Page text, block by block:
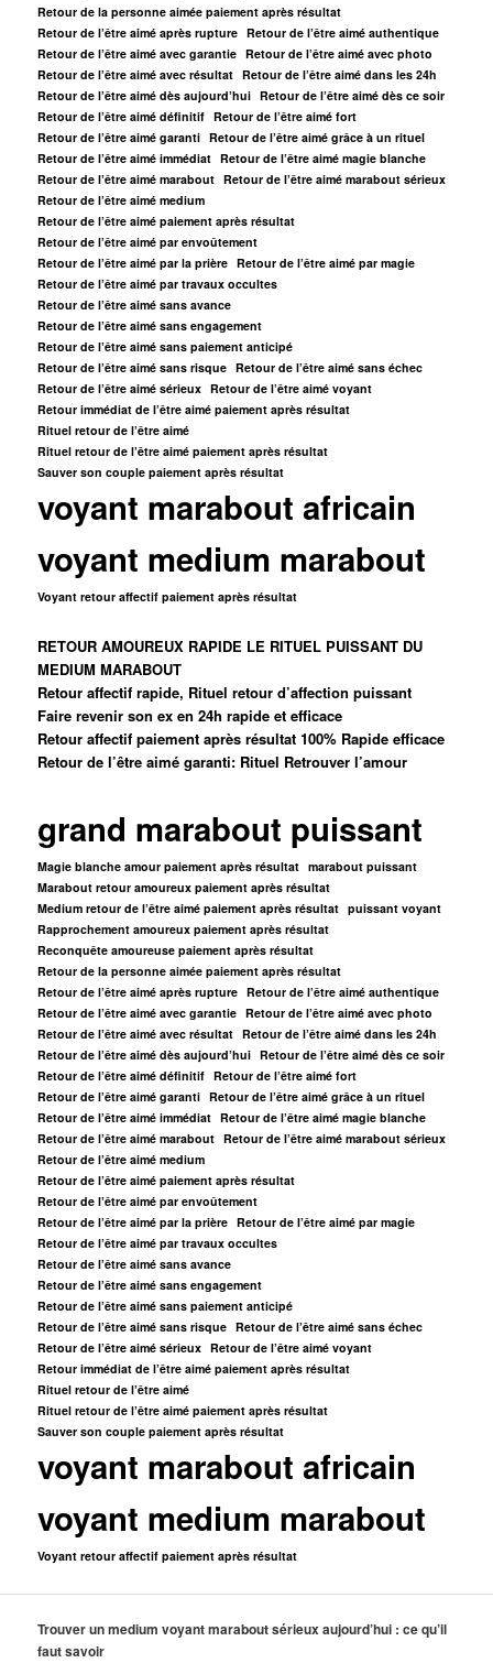
Retour de la personne aimée paiement après résultat
Retour de l’être aimé après rupture Retour de l’être aimé authentique
Retour de l’être aimé avec garantie Retour de l’être aimé avec photo
Retour de l’être aimé avec résultat Retour de l’être aimé dans les 24h
Retour de l’être aimé dès aujourd’hui Retour de l’être aimé dès ce soir
Retour de l’être aimé définitif Retour de l’être aimé fort
Retour de l’être aimé garanti Retour de l’être aimé grâce à un rituel
Retour de l’être aimé immédiat Retour de l’être aimé magie blanche
Retour de l’être aimé marabout Retour de l’être aimé marabout sérieux
Retour de l’être aimé medium
Retour de l’être aimé paiement après résultat
Retour de l’être aimé par envoûtement
Retour de l’être aimé par la prière Retour de l’être aimé par magie
Retour de l’être aimé par travaux occultes
Retour de l’être aimé sans avance
Retour de l’être aimé sans engagement
Retour de l’être aimé sans paiement anticipé
Retour de l’être aimé sans risque Retour de l’être aimé sans échec
Retour de l’être aimé sérieux Retour de l’être aimé voyant
Retour immédiat de l’être aimé paiement après résultat
Rituel retour de l’être aimé
Rituel retour de l’être aimé paiement après résultat
Sauver son couple paiement après résultat
voyant marabout africain
voyant medium marabout
Voyant retour affectif paiement après résultat
RETOUR AMOUREUX RAPIDE LE RITUEL PUISSANT DU
MEDIUM MARABOUT
Retour affectif rapide, Rituel retour d’affection puissant
Faire revenir son ex en 24h rapide et efficace
Retour affectif paiement après résultat 100% Rapide efficace
Retour de l’être aimé garanti: Rituel Retrouver l’amour
grand marabout puissant
Magie blanche amour paiement après résultat marabout puissant
Marabout retour amoureux paiement après résultat
Medium retour de l’être aimé paiement après résultat puissant voyant
Rapprochement amoureux paiement après résultat
Reconquête amoureuse paiement après résultat
Retour de la personne aimée paiement après résultat
Retour de l’être aimé après rupture Retour de l’être aimé authentique
Retour de l’être aimé avec garantie Retour de l’être aimé avec photo
Retour de l’être aimé avec résultat Retour de l’être aimé dans les 24h
Retour de l’être aimé dès aujourd’hui Retour de l’être aimé dès ce soir
Retour de l’être aimé définitif Retour de l’être aimé fort
Retour de l’être aimé garanti Retour de l’être aimé grâce à un rituel
Retour de l’être aimé immédiat Retour de l’être aimé magie blanche
Retour de l’être aimé marabout Retour de l’être aimé marabout sérieux
Retour de l’être aimé medium
Retour de l’être aimé paiement après résultat
Retour de l’être aimé par envoûtement
Retour de l’être aimé par la prière Retour de l’être aimé par magie
Retour de l’être aimé par travaux occultes
Retour de l’être aimé sans avance
Retour de l’être aimé sans engagement
Retour de l’être aimé sans paiement anticipé
Retour de l’être aimé sans risque Retour de l’être aimé sans échec
Retour de l’être aimé sérieux Retour de l’être aimé voyant
Retour immédiat de l’être aimé paiement après résultat
Rituel retour de l’être aimé
Rituel retour de l’être aimé paiement après résultat
Sauver son couple paiement après résultat
voyant marabout africain
voyant medium marabout
Voyant retour affectif paiement après résultat
Trouver un medium voyant marabout sérieux aujourd’hui : ce qu’il
faut savoir